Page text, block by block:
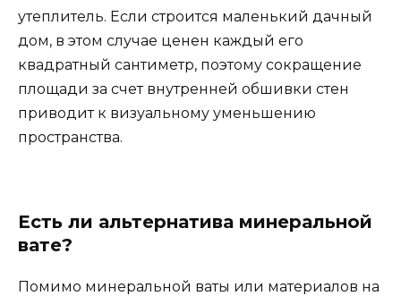
утеплитель. Если строится маленький дачный
дом, в этом случае ценен каждый его
квадратный сантиметр, поэтому сокращение
площади за счет внутренней обшивки стен
приводит к визуальному уменьшению
пространства.
Есть ли альтернатива минеральной
вате?
Помимо минеральной ваты или материалов на